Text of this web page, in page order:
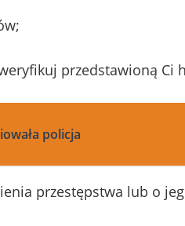
przedstawioną Ci
policja
przestępstwa lub o